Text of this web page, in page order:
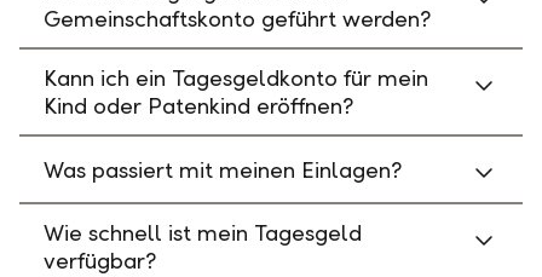
Gemeinschaftskonto geführt werden?
Kann ich ein Tagesgeldkonto für mein
Kind oder Patenkind eröffnen?
Was passiert mit meinen Einlagen?
Wie schnell ist mein Tagesgeld
verfügbar?